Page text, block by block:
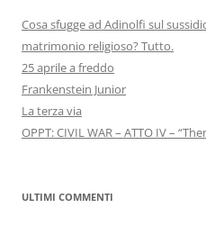
Cosa sfugge ad Adinolfi sul
matrimonio religioso? Tutto.
25 aprile a freddo
Frankenstein Junior
La terza via
OPPT: CIVIL WAR – ATTO IV –
ULTIMI COMMENTI